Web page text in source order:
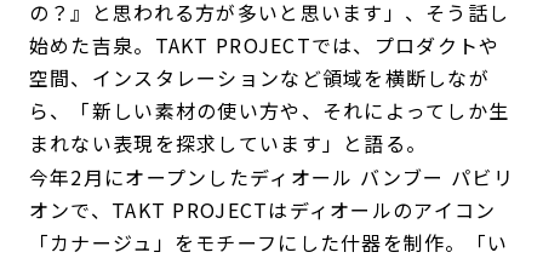
の？』と思われる方が多いと思います」、そう話し
始めた吉泉。TAKT PROJECTでは、プロダクトや
空間、インスタレーションなど領域を横断しなが
ら、「新しい素材の使い方や、それによってしか生
まれない表現を探求しています」と語る。
今年2月にオープンしたディオール バンブー パビリ
オンで、TAKT PROJECTはディオールのアイコン
「カナージュ」をモチーフにした什器を制作。「い